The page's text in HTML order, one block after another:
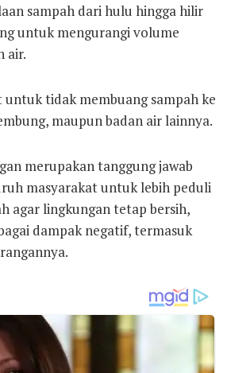
sampah dari hulu hingga hilir
untuk mengurangi volume
air.
tidak membuang sampah ke
maupun badan air lainnya.
merupakan tanggung jawab
masyarakat untuk lebih peduli
agar lingkungan tetap bersih,
dampak negatif, termasuk